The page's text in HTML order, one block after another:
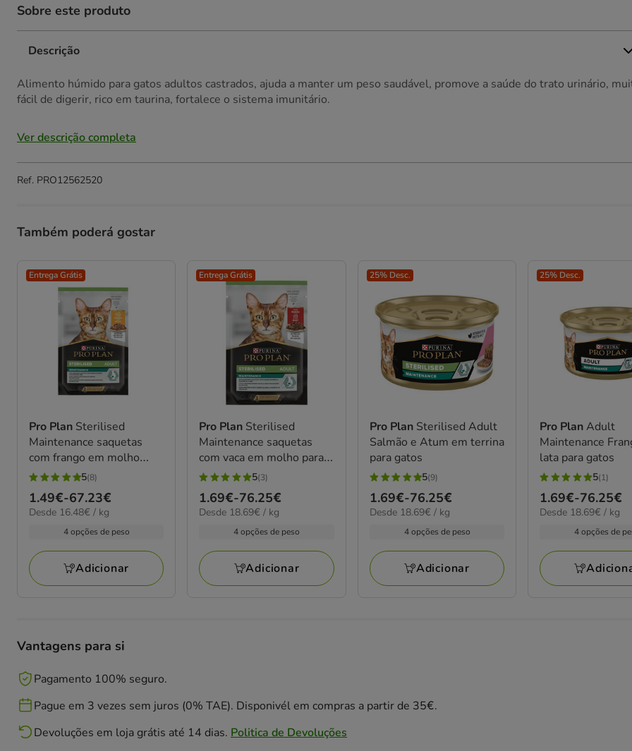
Sobre este produto
Descrição
Alimento húmido para gatos adultos castrados, ajuda a manter um peso saudável, promove a saúde do trato urinário,
fácil de digerir, rico em taurina, fortalece o sistema imunitário.
Ver descrição completa
Ref. PRO12562520
Também poderá gostar
Entrega Grátis
Pro Plan Sterilised
Maintenance saquetas
com frango em molho
para gatos
5
estrelas
com
avaliações
5(8)
Preço
de
67.23€
1.49€-67.23€
16.48€
Desde 16.48€ / kg
4 opções de peso
Adicionar
Entrega Grátis
Pro Plan Sterilised
Maintenance saquetas
com vaca em molho para
gatos
5
estrelas
com
avaliações
5(3)
Preço
de
76.25€
1.69€-76.25€
18.69€
Desde 18.69€ / kg
4 opções de peso
Adicionar
25% Desc.
Pro Plan Sterilised Adult
Salmão e Atum em terrina
para gatos
5
estrelas
com
avaliações
5(9)
Preço
de
76.25€
1.69€-76.25€
18.69€
Desde 18.69€ / kg
4 opções de peso
Adicionar
25% Desc.
Pro PlanAdult
Maintenance
lata para gatos
5
estrelas
com
avaliações
5(1)
Preço
de
76.25€
1.69€-76.25€
18.69€
Desde 18.69€ / kg
4 opções de
Vantagens para si
Pagamento 100% seguro.
Pague em 3 vezes sem juros (0% TAE). Disponivél em compras a partir de 35€.
Devoluções em loja grátis até 14 dias. Politica de Devoluções